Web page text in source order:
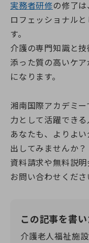
実務者研修の修了
ロフェッショナル
す。
介護の専門知識と
添った質の高いケ
になります。
湘南国際アカデミ
力として活躍できる
あなたも、よりよ
出してみませんか？
資料請求や無料説
お問い合わせくださ
この記事を書
介護老人福祉施